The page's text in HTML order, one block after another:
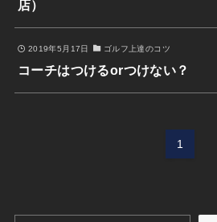
店）
2019年5月17日 ゴルフ上達のコツ
コーチはつけるorつけない？
1